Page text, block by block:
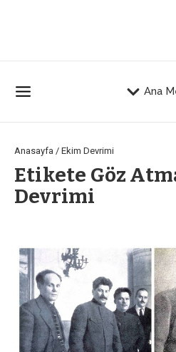
Ana
Anasayfa / Ekim Devrimi
Etikete Göz
Devrimi